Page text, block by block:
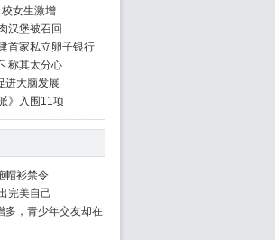
校女生激增
汉堡被召回
首家私立卵子银行
称其太分心
进大脑发展
》入围11项
帽衫禁令
完美自己
多，青少年交友却在